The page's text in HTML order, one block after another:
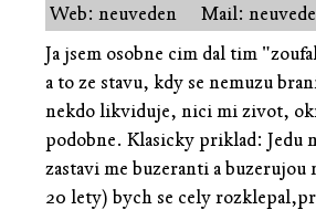
Web: neuveden
Mail:
Ja jsem osobne cim dal tim
a to ze stavu, kdy se nemuzu
nekdo likviduje, nici mi zivot,
podobne. Klasicky priklad: Jedu
zastavi me buzeranti a buzerujou
20 lety) bych se cely